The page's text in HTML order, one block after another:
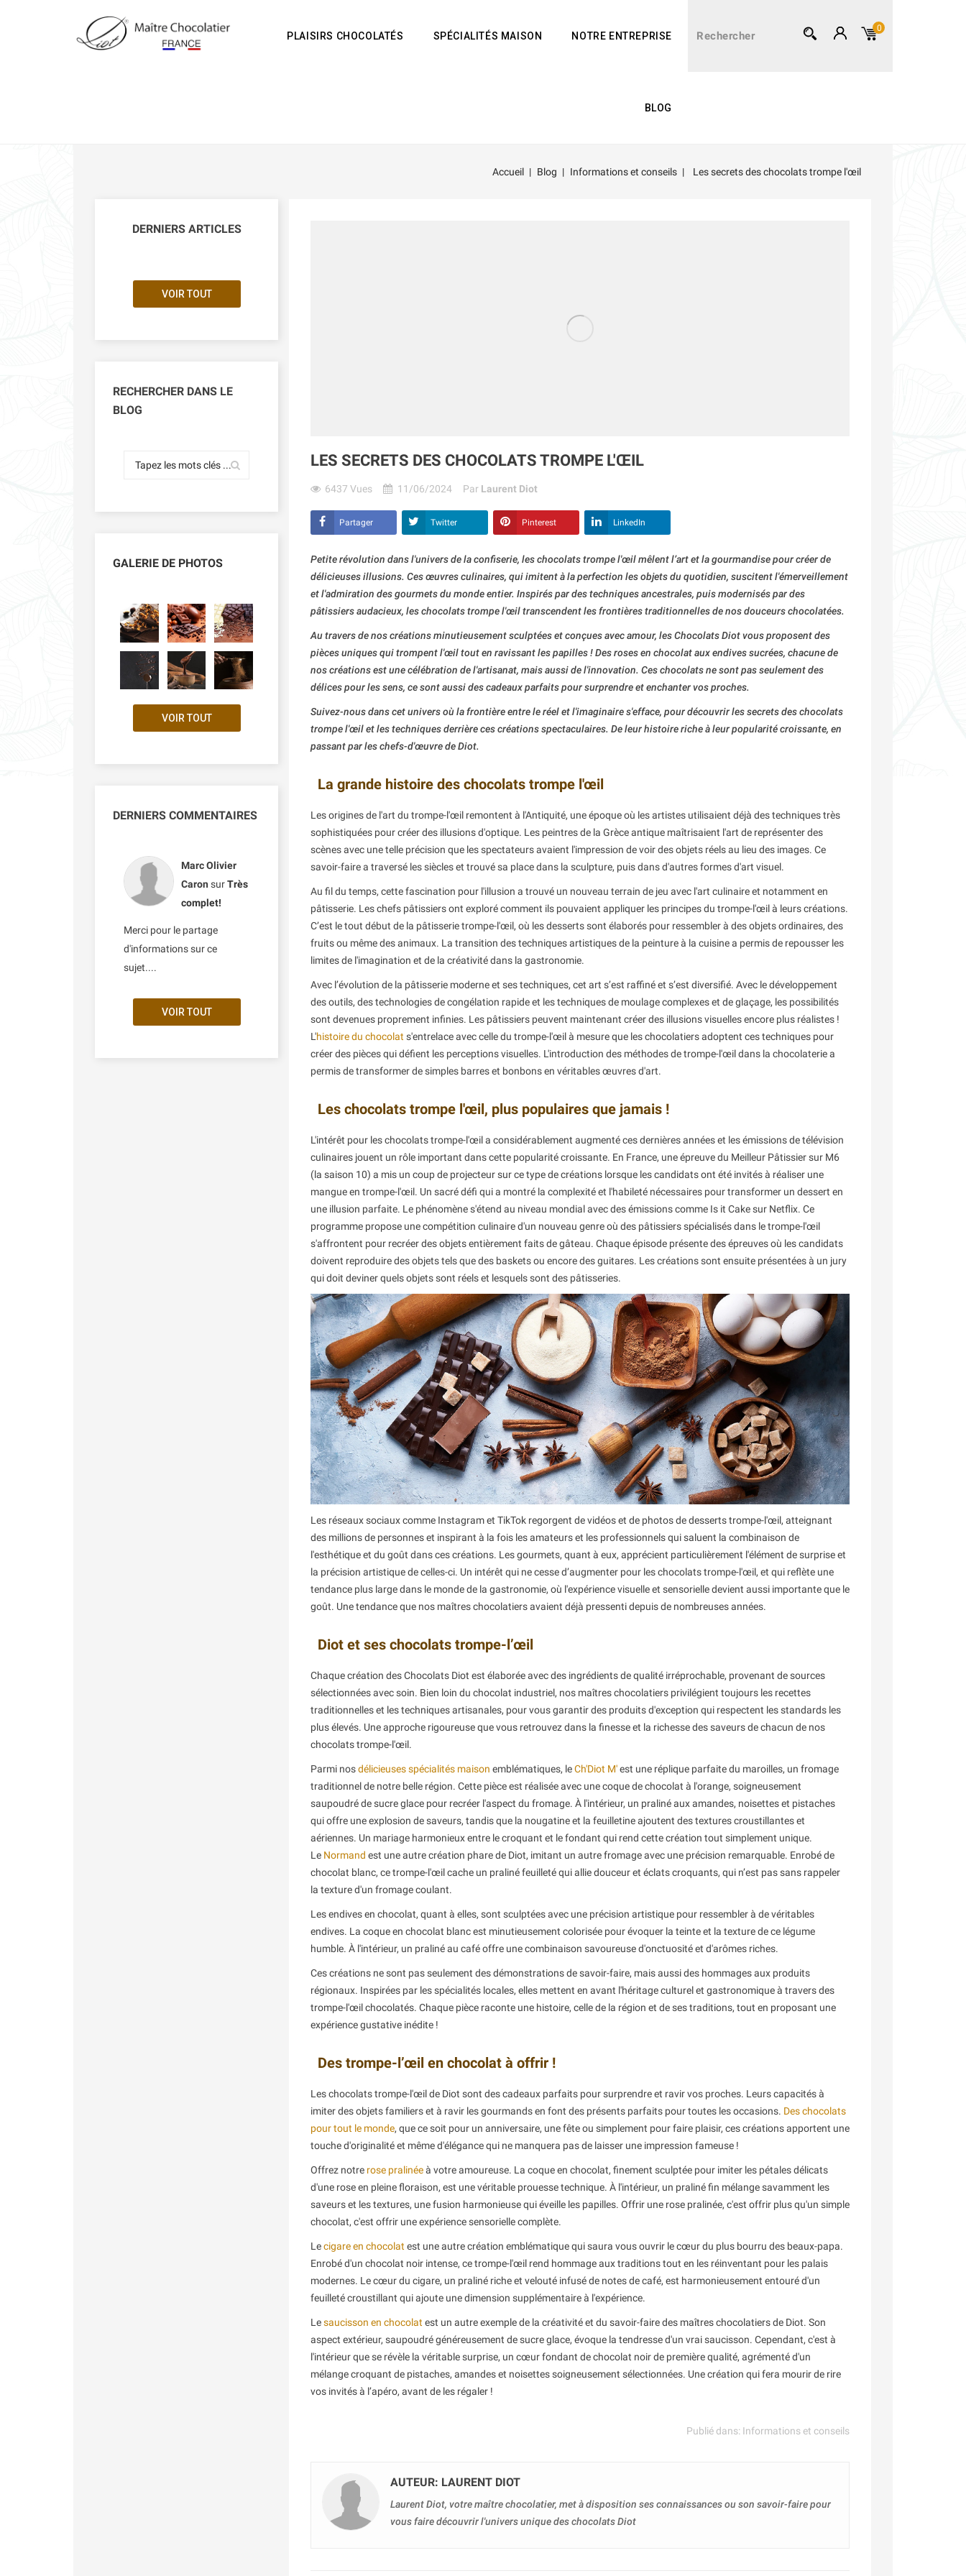
PLAISIRS CHOCOLATÉS SPÉCIALITÉS MAISON NOTRE ENTREPRISE
BLOG
0
Accueil Blog Informations et conseils Les secrets des chocolats trompe l'œil
DERNIERS ARTICLES
VOIR TOUT
RECHERCHER DANS LE
BLOG
GALERIE DE PHOTOS
VOIR TOUT
DERNIERS COMMENTAIRES
Marc Olivier
Caron surTrès
complet!
Merci pour le partage
d'informations sur ce
sujet....
VOIR TOUT
LES SECRETS DES CHOCOLATS TROMPE L'ŒIL
6437 Vues 11/06/2024 Par Laurent Diot
Partager Twitter Pinterest LinkedIn
Petite révolution dans l'univers de la confiserie, les chocolats trompe l'œil mêlent l’art et la gourmandise pour créer de
délicieuses illusions. Ces œuvres culinaires, qui imitent à la perfection les objets du quotidien, suscitent l'émerveillement
et l'admiration des gourmets du monde entier. Inspirés par des techniques ancestrales, puis modernisés par des
pâtissiers audacieux, les chocolats trompe l'œil transcendent les frontières traditionnelles de nos douceurs chocolatées.
Au travers de nos créations minutieusement sculptées et conçues avec amour, les Chocolats Diot vous proposent des
pièces uniques qui trompent l'œil tout en ravissant les papilles ! Des roses en chocolat aux endives sucrées, chacune de
nos créations est une célébration de l'artisanat, mais aussi de l'innovation. Ces chocolats ne sont pas seulement des
délices pour les sens, ce sont aussi des cadeaux parfaits pour surprendre et enchanter vos proches.
Suivez-nous dans cet univers où la frontière entre le réel et l'imaginaire s'efface, pour découvrir les secrets des chocolats
trompe l'œil et les techniques derrière ces créations spectaculaires. De leur histoire riche à leur popularité croissante, en
passant par les chefs-d'œuvre de Diot.
La grande histoire des chocolats trompe l'œil
Les origines de l'art du trompe-l'œil remontent à l'Antiquité, une époque où les artistes utilisaient déjà des techniques très
sophistiquées pour créer des illusions d'optique. Les peintres de la Grèce antique maîtrisaient l'art de représenter des
scènes avec une telle précision que les spectateurs avaient l'impression de voir des objets réels au lieu des images. Ce
savoir-faire a traversé les siècles et trouvé sa place dans la sculpture, puis dans d'autres formes d'art visuel.
Au fil du temps, cette fascination pour l'illusion a trouvé un nouveau terrain de jeu avec l'art culinaire et notamment en
pâtisserie. Les chefs pâtissiers ont exploré comment ils pouvaient appliquer les principes du trompe-l'œil à leurs créations.
C’est le tout début de la pâtisserie trompe-l'œil, où les desserts sont élaborés pour ressembler à des objets ordinaires, des
fruits ou même des animaux. La transition des techniques artistiques de la peinture à la cuisine a permis de repousser les
limites de l'imagination et de la créativité dans la gastronomie.
Avec l’évolution de la pâtisserie moderne et ses techniques, cet art s’est raffiné et s’est diversifié. Avec le développement
des outils, des technologies de congélation rapide et les techniques de moulage complexes et de glaçage, les possibilités
sont devenues proprement infinies. Les pâtissiers peuvent maintenant créer des illusions visuelles encore plus réalistes !
L'histoire du chocolat s'entrelace avec celle du trompe-l'œil à mesure que les chocolatiers adoptent ces techniques pour
créer des pièces qui défient les perceptions visuelles. L'introduction des méthodes de trompe-l'œil dans la chocolaterie a
permis de transformer de simples barres et bonbons en véritables œuvres d'art.
Les chocolats trompe l'œil, plus populaires que jamais !
L'intérêt pour les chocolats trompe-l'œil a considérablement augmenté ces dernières années et les émissions de télévision
culinaires jouent un rôle important dans cette popularité croissante. En France, une épreuve du Meilleur Pâtissier sur M6
(la saison 10) a mis un coup de projecteur sur ce type de créations lorsque les candidats ont été invités à réaliser une
mangue en trompe-l'œil. Un sacré défi qui a montré la complexité et l'habileté nécessaires pour transformer un dessert en
une illusion parfaite. Le phénomène s'étend au niveau mondial avec des émissions comme Is it Cake sur Netflix. Ce
programme propose une compétition culinaire d'un nouveau genre où des pâtissiers spécialisés dans le trompe-l'œil
s'affrontent pour recréer des objets entièrement faits de gâteau. Chaque épisode présente des épreuves où les candidats
doivent reproduire des objets tels que des baskets ou encore des guitares. Les créations sont ensuite présentées à un jury
qui doit deviner quels objets sont réels et lesquels sont des pâtisseries.
Les réseaux sociaux comme Instagram et TikTok regorgent de vidéos et de photos de desserts trompe-l'œil, atteignant
des millions de personnes et inspirant à la fois les amateurs et les professionnels qui saluent la combinaison de
l'esthétique et du goût dans ces créations. Les gourmets, quant à eux, apprécient particulièrement l'élément de surprise et
la précision artistique de celles-ci. Un intérêt qui ne cesse d’augmenter pour les chocolats trompe-l'œil, et qui reflète une
tendance plus large dans le monde de la gastronomie, où l'expérience visuelle et sensorielle devient aussi importante que le
goût. Une tendance que nos maîtres chocolatiers avaient déjà pressenti depuis de nombreuses années.
Diot et ses chocolats trompe-l’œil
Chaque création des Chocolats Diot est élaborée avec des ingrédients de qualité irréprochable, provenant de sources
sélectionnées avec soin. Bien loin du chocolat industriel, nos maîtres chocolatiers privilégient toujours les recettes
traditionnelles et les techniques artisanales, pour vous garantir des produits d'exception qui respectent les standards les
plus élevés. Une approche rigoureuse que vous retrouvez dans la finesse et la richesse des saveurs de chacun de nos
chocolats trompe-l'œil.
Parmi nosdélicieuses spécialités maison emblématiques, leCh'Diot M'est une réplique parfaite du maroilles, un fromage
traditionnel de notre belle région. Cette pièce est réalisée avec une coque de chocolat à l'orange, soigneusement
saupoudré de sucre glace pour recréer l'aspect du fromage. À l'intérieur, un praliné aux amandes, noisettes et pistaches
qui offre une explosion de saveurs, tandis que la nougatine et la feuilletine ajoutent des textures croustillantes et
aériennes. Un mariage harmonieux entre le croquant et le fondant qui rend cette création tout simplement unique.
Le Normand est une autre création phare de Diot, imitant un autre fromage avec une précision remarquable. Enrobé de
chocolat blanc, ce trompe-l'œil cache un praliné feuilleté qui allie douceur et éclats croquants, qui n’est pas sans rappeler
la texture d'un fromage coulant.
Les endives en chocolat, quant à elles, sont sculptées avec une précision artistique pour ressembler à de véritables
endives. La coque en chocolat blanc est minutieusement colorisée pour évoquer la teinte et la texture de ce légume
humble. À l'intérieur, un praliné au café offre une combinaison savoureuse d'onctuosité et d'arômes riches.
Ces créations ne sont pas seulement des démonstrations de savoir-faire, mais aussi des hommages aux produits
régionaux. Inspirées par les spécialités locales, elles mettent en avant l'héritage culturel et gastronomique à travers des
trompe-l'œil chocolatés. Chaque pièce raconte une histoire, celle de la région et de ses traditions, tout en proposant une
expérience gustative inédite !
Des trompe-l’œil en chocolat à offrir !
Les chocolats trompe-l'œil de Diot sont des cadeaux parfaits pour surprendre et ravir vos proches. Leurs capacités à
imiter des objets familiers et à ravir les gourmands en font des présents parfaits pour toutes les occasions. Des chocolats
pour tout le monde, que ce soit pour un anniversaire, une fête ou simplement pour faire plaisir, ces créations apportent une
touche d'originalité et même d'élégance qui ne manquera pas de laisser une impression fameuse !
Offrez notre rose pralinéeà votre amoureuse. La coque en chocolat, finement sculptée pour imiter les pétales délicats
d'une rose en pleine floraison, est une véritable prouesse technique. À l'intérieur, un praliné fin mélange savamment les
saveurs et les textures, une fusion harmonieuse qui éveille les papilles. Offrir une rose pralinée, c'est offrir plus qu'un simple
chocolat, c'est offrir une expérience sensorielle complète.
Lecigare en chocolat est une autre création emblématique qui saura vous ouvrir le cœur du plus bourru des beaux-papa.
Enrobé d'un chocolat noir intense, ce trompe-l'œil rend hommage aux traditions tout en les réinventant pour les palais
modernes. Le cœur du cigare, un praliné riche et velouté infusé de notes de café, est harmonieusement entouré d'un
feuilleté croustillant qui ajoute une dimension supplémentaire à l'expérience.
Lesaucisson en chocolat est un autre exemple de la créativité et du savoir-faire des maîtres chocolatiers de Diot. Son
aspect extérieur, saupoudré généreusement de sucre glace, évoque la tendresse d'un vrai saucisson. Cependant, c'est à
l'intérieur que se révèle la véritable surprise, un cœur fondant de chocolat noir de première qualité, agrémenté d'un
mélange croquant de pistaches, amandes et noisettes soigneusement sélectionnées. Une création qui fera mourir de rire
vos invités à l’apéro, avant de les régaler !
Publié dans: Informations et conseils
AUTEUR: LAURENT DIOT
Laurent Diot, votre maître chocolatier, met à disposition ses connaissances ou son savoir-faire pour
vous faire découvrir l'univers unique des chocolats Diot